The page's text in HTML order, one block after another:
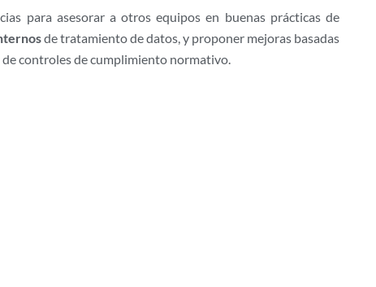
para asesorar a otros equipos en buenas prácticas de
de tratamiento de datos, y proponer mejoras basadas
de controles de cumplimiento normativo.